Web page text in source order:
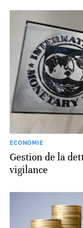
ECONOMIE
Gestion de la
vigilance